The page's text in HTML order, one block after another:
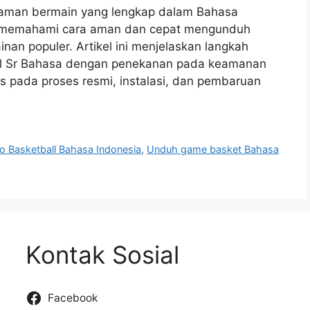
bermain yang lengkap dalam Bahasa
cara aman dan cepat mengunduh
populer. Artikel ini menjelaskan langkah
Bahasa dengan penekanan pada keamanan
pada proses resmi, instalasi, dan pembaruan
Basketball Bahasa Indonesia, Unduh game basket Bahasa
Kontak Sosial
Facebook